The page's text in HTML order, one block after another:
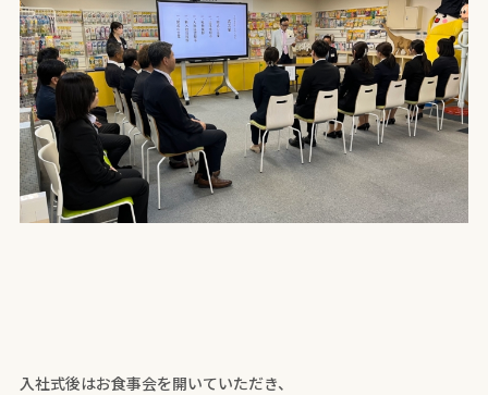
入社式後はお食事会を開いていただき、